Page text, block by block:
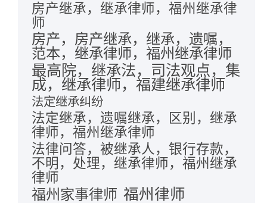
房产继承，继承律师，福州继承律
师
房产，房产继承，继承，遗嘱，
范本，继承律师，福州继承律师
最高院，继承法，司法观点，集
成，继承律师，福建继承律师
法定继承纠纷
法定继承，遗嘱继承，区别，继承
律师，福州继承律师
法律问答，被继承人，银行存款，
不明，处理，继承律师，福州继承
律师
福州家事律师 福州律师